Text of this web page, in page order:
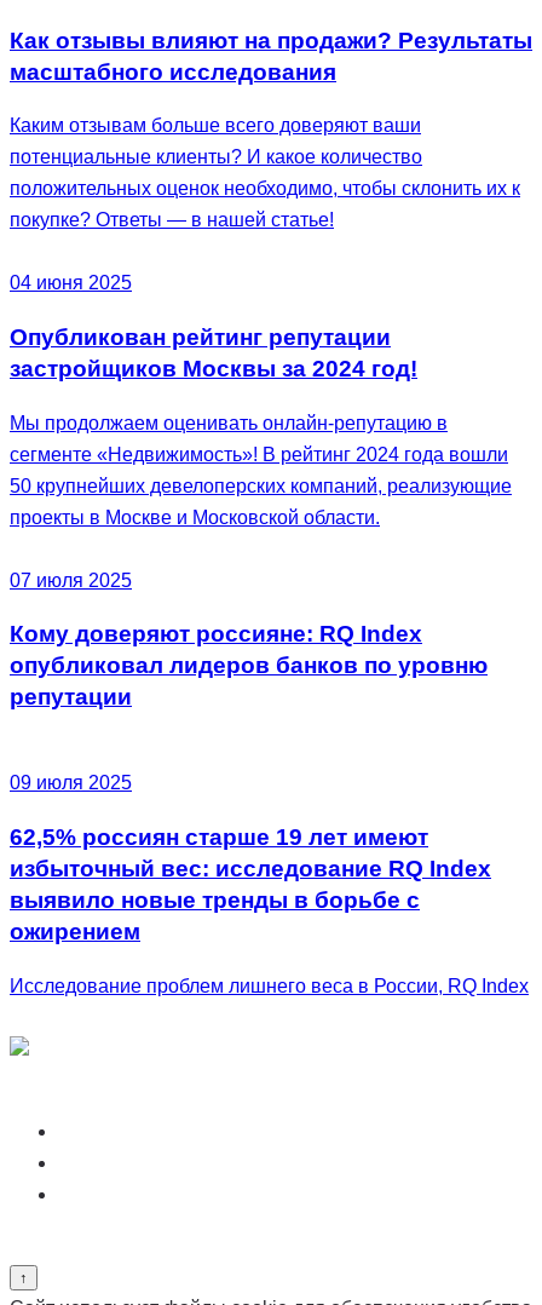
Как отзывы влияют на продажи? Результаты
масштабного исследования
Каким отзывам больше всего доверяют ваши
потенциальные клиенты? И какое количество
положительных оценок необходимо, чтобы склонить их к
покупке? Ответы — в нашей статье!
04 июня 2025
Опубликован рейтинг репутации
застройщиков Москвы за 2024 год!
Мы продолжаем оценивать онлайн-репутацию в
сегменте «Недвижимость»! В рейтинг 2024 года вошли
50 крупнейших девелоперских компаний, реализующие
проекты в Москве и Московской области.
07 июля 2025
Кому доверяют россияне: RQ Index
опубликовал лидеров банков по уровню
репутации
09 июля 2025
62,5% россиян старше 19 лет имеют
избыточный вес: исследование RQ Index
выявило новые тренды в борьбе с
ожирением
Исследование проблем лишнего веса в России, RQ Index
↑